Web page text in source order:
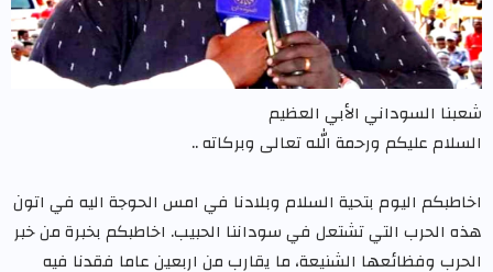
شعبنا السوداني الأبي العظيم
السلام عليكم ورحمة الله تعالى وبركاته ..
اخاطبكم اليوم بتحية السلام وبلادنا في امس الحوجة اليه في اتون
هذه الحرب التي تشتعل في سوداننا الحبيب. اخاطبكم بخبرة من خبر
الحرب وفظائعها الشنيعة، ما يقارب من اربعين عاما فقدنا فيه